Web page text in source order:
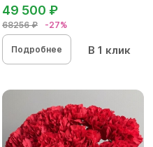
68256 ₽ -27%
49 500 ₽
Подробнее В 1 клик